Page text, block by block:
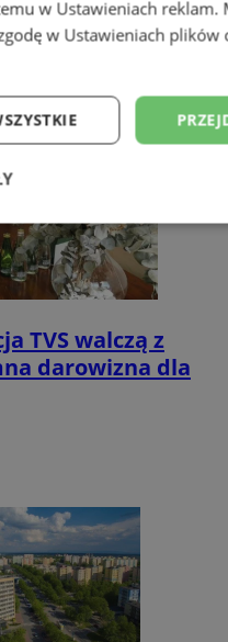
TVS walczą z
darowizna dla
w Ustawieniach reklam.
w Ustawieniach plików
Wydajność
korzystanie z podstawowych
i zarządzanie kontem. Bez
ze strony internetowej.
Provider/
Domena
mojetychy.pl